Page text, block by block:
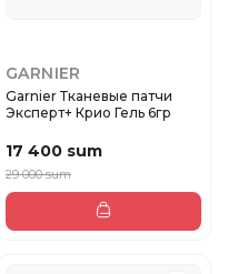
GARNIER
Garnier Тканевые патчи
Эксперт+ Крио Гель 6гр
17 400 sum
29 000 sum